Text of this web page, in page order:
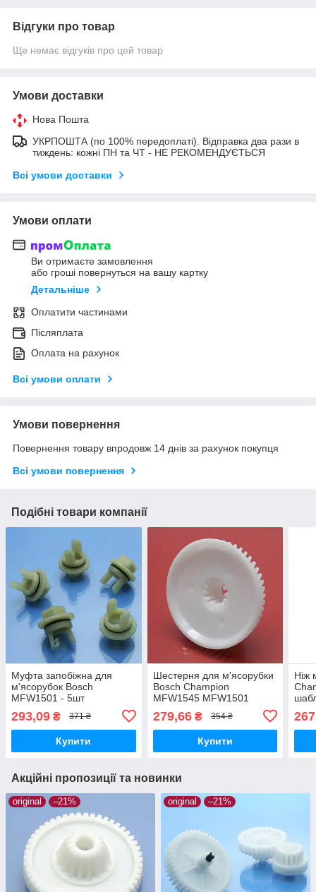
Відгуки про товар
Ще немає відгуків про цей товар
Умови доставки
Нова Пошта
УКРПОШТА (по 100% передоплаті). Відправка два рази в
тиждень: кожні ПН та ЧТ - НЕ РЕКОМЕНДУЄТЬСЯ
Всі умови доставки
Умови оплати
Ви отримаєте замовлення
або гроші повернуться на вашу картку
Детальніше
Оплатити частинами
Післяплата
Оплата на рахунок
Всі умови оплати
Умови повернення
Повернення товару впродовж 14 днів за рахунок покупця
Всі умови повернення
Подібні товари компанії
Муфта запобіжна для
м'ясорубок Bosch
MFW1501 - 5шт
293,09 ₴ 371 ₴
Купити
Шестерня для м'ясорубки
Bosch Champion
MFW1545 MFW1501
MFW1511 SFW1 CNFW2
279,66₴ 354 ₴
Купити
Ніж
Акційні пропозиції та новинки
original –21% original –21%